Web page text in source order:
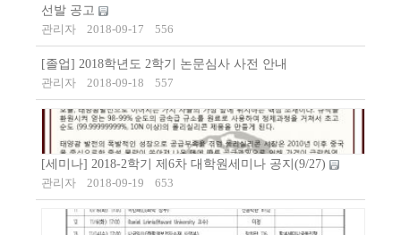
선발 공고
관리자
2018-09-17 556
[졸업] 2018학년도 2학기 논문심사 사전 안내
관리자
2018-09-18 557
[세미나] 2018-2학기 제6차 대학원세미나 공지(9/27)
관리자
2018-09-19 653